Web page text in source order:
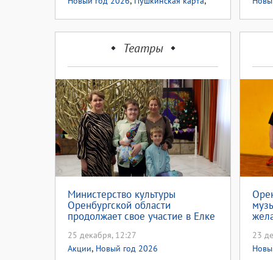
Театры
Министерство культуры
Оренбургской области
продолжает свое участие в Елке
25 декабря, 12:27
Акции, Новый год 2026
23